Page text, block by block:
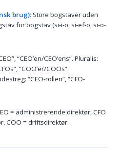
brug):Store bogstaver uden
for bogstav (si-i-o, si-ef-o, si-o-
“CEO’en/CEO’ens”. Pluralis:
“COO’er/COOs”.
“CEO-rollen”, “CFO-
= administrerende direktør, CFO
COO = driftsdirektør.